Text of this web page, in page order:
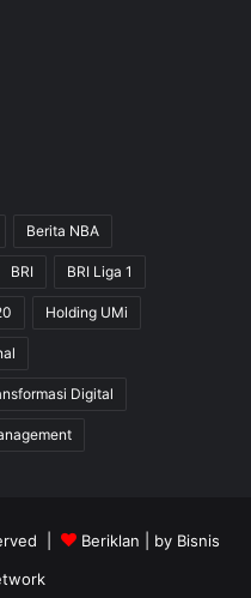
Berita NBA
BRI BRI Liga 1
Holding UMi
Digital
| Beriklan | by Bisnis